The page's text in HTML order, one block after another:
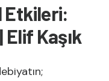
Etkileri:
Kaşık